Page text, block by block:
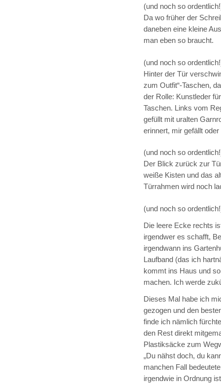
(und noch so
Da wo früher der
daneben eine kleine
man eben so braucht.
(und noch so
Hinter der Tür
zum Outfit“-Taschen,
der Rolle: Kunstleder
Taschen. Links vom
gefüllt mit uralten
erinnert, mir gefällt
(und noch so
Der Blick zurück zur
weiße Kisten und das
Türrahmen wird noch
(und noch so
Die leere Ecke rechts
irgendwer es schafft,
irgendwann ins
Laufband (das ich
kommt ins Haus und
machen. Ich werde
Dieses Mal habe ich
gezogen und den
finde ich nämlich
den Rest direkt
Plastiksäcke zum
„Du nähst doch, du
manchen Fall
irgendwie in Ordnung